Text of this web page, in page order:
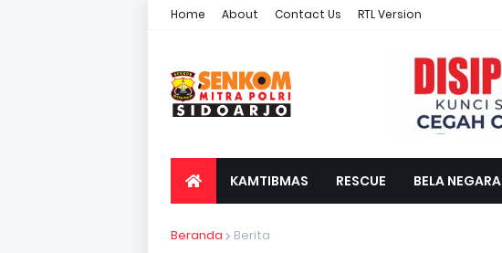
Home About Contact Us RTL Version
KAMTIBMAS RESCUE BELA NEGARA
Beranda Berita